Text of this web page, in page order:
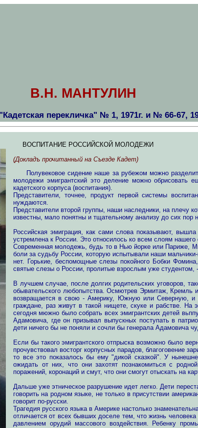
В.Н. МАНТУЛИН
перекличка" № 1, 1971г. и № 66-67,
ВОСПИТАНИЕ РОССИЙСКОЙ МОЛОДЕЖИ
(Докладъ прочитанный на Съезде Кадет)
Полувековое сидение наше за рубежом можно
молодежи эмигрантский это деление можно обрисовать
кадетского корпуса (воспитания).
Представители, точнее, продукт первой системы
нуждаются.
Представители второй группы, наши наследники, на плечу
известны, мало понятны и тщательному анализу до сих пор
Российская эмиграция, как сами слова показывают,
устремлена к России. Это относилось ко всем слоям нашего
Современная молодежь, будь то в Нью йорке или Париже,
боли за судьбу России, которую испытывали наши
нет. Горькие, беспомощные слезы покойного Бобки
святые слезы о России, пролитые взрослым уже
В лучшем случае, после долгих родительских уговоров,
обывательского любопытства. Осмютрев Эрмитаж, Кремль
возвращается в свою - Америку, Южную или Северную, и
граждане, раз живут в такой нищете, скуке и рабстве. На
сегодня мюжно было собрать всех эмигрантских детей
Адамовича, где он призывал выпускных поступать в
дети ничего бы не поняли и сочли бы генерала Адамовича
Если бы такого эмигрантского отпрыска возможно было
прочувствовал восторг корпусных парадов, благоговение
то все это показалось бы ему "дикой сказкой". У
ожидать от них, что они захотят познакомиться с
поражений, коронаций и смут, что они смогут отыскать на
Дальше уже этническое разрушение идет легко. Дети
говорить на родном языке, не только в присутствии
говорит по-русски.
Трагедия русского языка в Америке настолько
отличается от всех бывших доселе тем, что жизнь
давлением орудий массового воздействия. Ребенку